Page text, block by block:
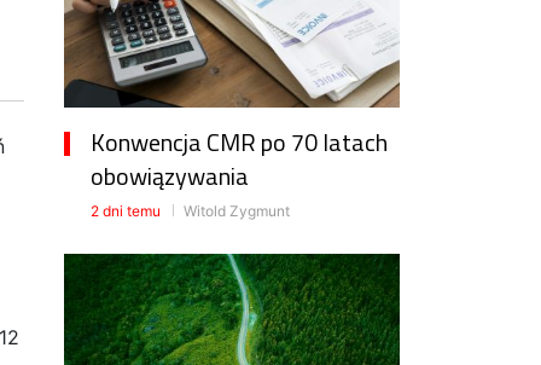
Konwencja CMR po 70 latach
obowiązywania
2 dni temu Witold Zygmunt